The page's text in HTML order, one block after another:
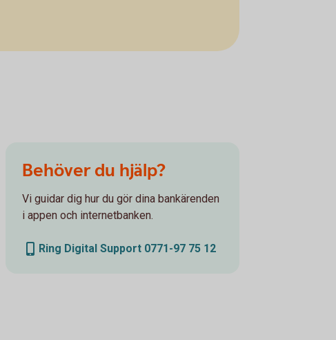
Behöver du hjälp?
Vi guidar dig hur du gör dina bankärenden
i appen och internetbanken.
Ring Digital Support 0771-97 75 12